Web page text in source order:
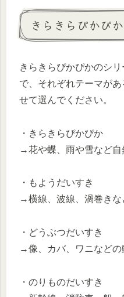
きらきらぴかぴ
きらきらぴかぴかのシ
で、 それぞれテーマが
せて選んでください。
・ きらきらぴかぴか
→花や蝶、雨や雪など自
・ もようだいすき
→横線、波線、渦巻きな
・ どうぶつだいすき
→像、カバ、ワニなどの
・ のりものだいすき